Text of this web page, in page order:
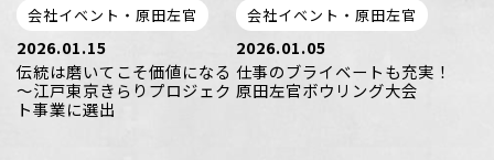
会社イベント・原田左官
2026.01.15
伝統は磨いてこそ価値になる
～江戸東京きらりプロジェク
ト事業に選出
会社イベント・原田左官
2026.01.05
仕事のブライベートも充実！
原田左官ボウリング大会